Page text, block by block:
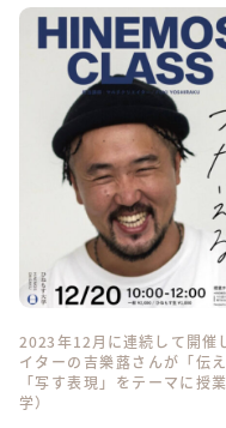
2023年12月に連続して開催
イターの吉樂蕗さんが「伝
「写す表現」をテーマに授
学）